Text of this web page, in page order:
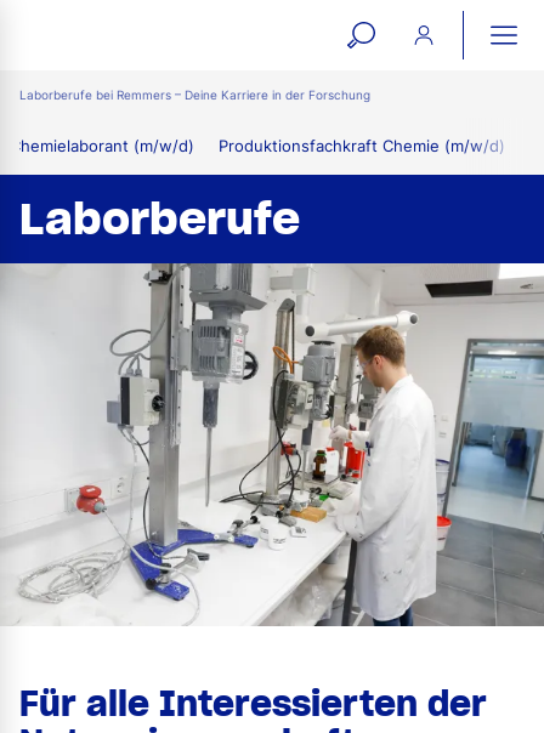
open
search
Laborberufe bei Remmers – Deine Karriere in der Forschung
Chemielaborant (m/w/d) Produktionsfachkraft Chemie (m/w/d)
Laborberufe
Für alle Interessierten der